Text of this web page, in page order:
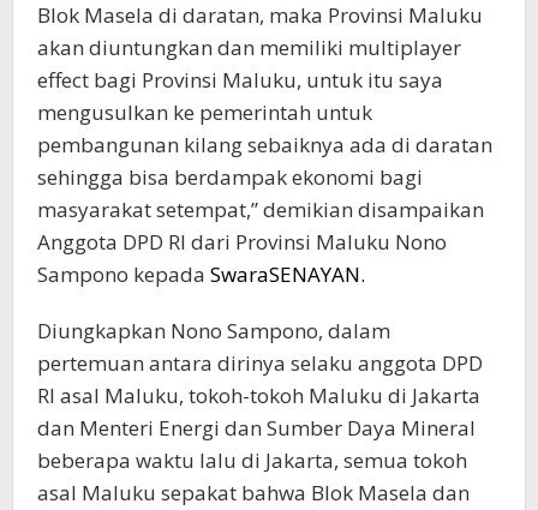
Blok Masela di daratan, maka Provinsi Maluku
akan diuntungkan dan memiliki multiplayer
effect bagi Provinsi Maluku, untuk itu saya
mengusulkan ke pemerintah untuk
pembangunan kilang sebaiknya ada di daratan
sehingga bisa berdampak ekonomi bagi
masyarakat setempat,” demikian disampaikan
Anggota DPD RI dari Provinsi Maluku Nono
Sampono kepada SwaraSENAYAN.
Diungkapkan Nono Sampono, dalam
pertemuan antara dirinya selaku anggota DPD
RI asal Maluku, tokoh-tokoh Maluku di Jakarta
dan Menteri Energi dan Sumber Daya Mineral
beberapa waktu lalu di Jakarta, semua tokoh
asal Maluku sepakat bahwa Blok Masela dan